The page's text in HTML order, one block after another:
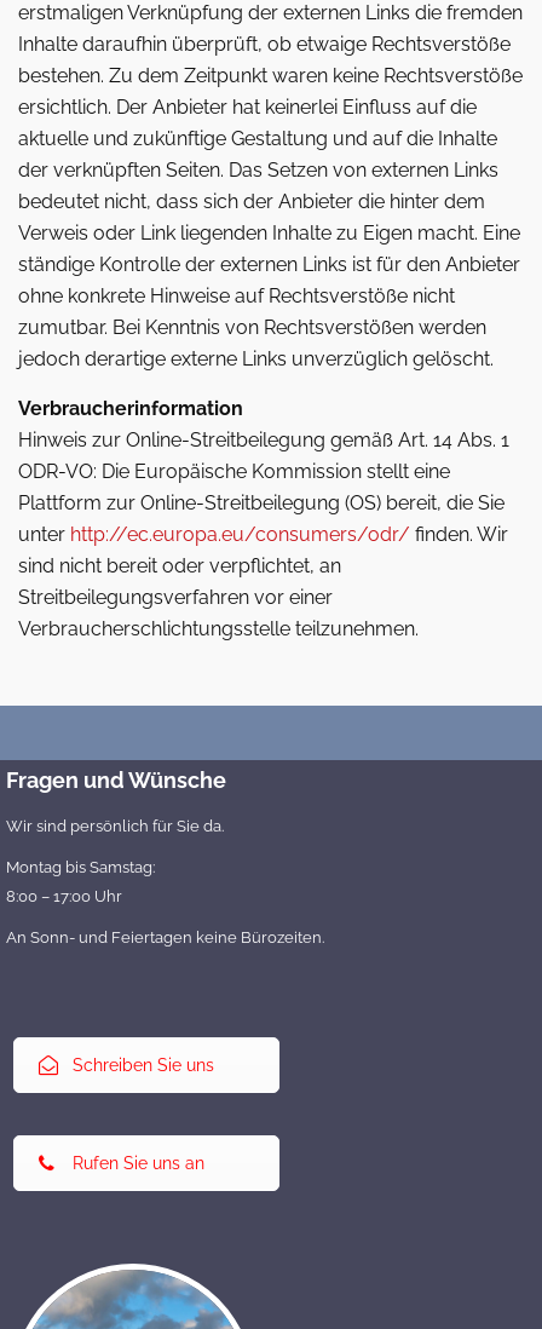
erstmaligen Verknüpfung der externen Links die fremden
Inhalte daraufhin überprüft, ob etwaige Rechtsverstöße
bestehen. Zu dem Zeitpunkt waren keine Rechtsverstöße
ersichtlich. Der Anbieter hat keinerlei Einfluss auf die
aktuelle und zukünftige Gestaltung und auf die Inhalte
der verknüpften Seiten. Das Setzen von externen Links
bedeutet nicht, dass sich der Anbieter die hinter dem
Verweis oder Link liegenden Inhalte zu Eigen macht. Eine
ständige Kontrolle der externen Links ist für den Anbieter
ohne konkrete Hinweise auf Rechtsverstöße nicht
zumutbar. Bei Kenntnis von Rechtsverstößen werden
jedoch derartige externe Links unverzüglich gelöscht.
Verbraucherinformation
Hinweis zur Online-Streitbeilegung gemäß Art. 14 Abs. 1
ODR-VO: Die Europäische Kommission stellt eine
Plattform zur Online-Streitbeilegung (OS) bereit, die Sie
unter http://ec.europa.eu/consumers/odr/ finden. Wir
sind nicht bereit oder verpflichtet, an
Streitbeilegungsverfahren vor einer
Verbraucherschlichtungsstelle teilzunehmen.
Fragen und Wünsche
Wir sind persönlich für Sie da.
Montag bis Samstag:
8:00 – 17:00 Uhr
An Sonn- und Feiertagen keine Bürozeiten.
Schreiben Sie uns
Rufen Sie uns an